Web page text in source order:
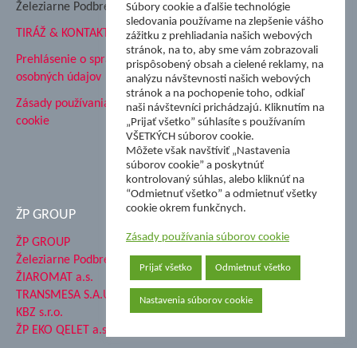
Železiarne Podbrezová
TIRÁŽ & KONTAKT
Prehlásenie o spracovaní
osobných údajov
Zásady používania súborov
cookie
ŽP Informatika s.r.o.
ŠK Železiarne Podbrezová
Tále a.s.
ŽP GROUP
ŽP GROUP
Železiarne Podbrezová a.s.
ŽIAROMAT a.s.
TRANSMESA S.A.U.
KBZ s.r.o.
ŽP EKO QELET a.s.
Súbory cookie a ďalšie technológie
sledovania používame na zlepšenie vášho
zážitku z prehliadania našich webových
stránok, na to, aby sme vám zobrazovali
prispôsobený obsah a cielené reklamy, na
analýzu návštevnosti našich webových
stránok a na pochopenie toho, odkiaľ
naši návštevníci prichádzajú. Kliknutím na
„Prijať všetko” súhlasíte s používaním
VŠETKÝCH súborov cookie.
Môžete však navštíviť „Nastavenia
súborov cookie” a poskytnúť
kontrolovaný súhlas, alebo kliknúť na
“Odmietnuť všetko” a odmietnuť všetky
cookie okrem funkčnych.
Zásady používania súborov cookie
Prijať všetko Odmietnuť všetko
Nastavenia súborov cookie